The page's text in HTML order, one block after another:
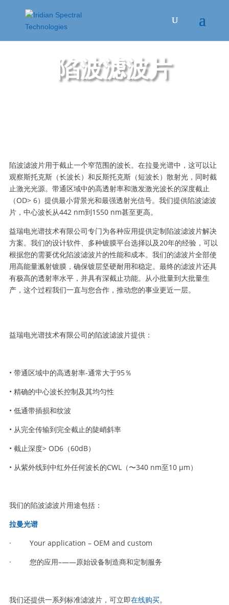
陷波滤波片
陷波滤波片用于截止一个窄范围的波长。在拉曼光谱中，这可以让
观察斯托克斯（长波长）和反斯托克斯（短波长）散射光，同时截
止激光光源。带通区域中的高透射率和激发激光波长的深度截止
（OD> 6）提供最小背景光和最强透射光信号。我们提供陷波滤波
片，中心波长从442 nm到1550 nm甚至更高。
益瑞电光谱技术有限公司专门为各种应用提供定制陷波滤波片解决
方案。我们的设计软件、多种镀膜平台选择以及20年的经验，可以
根据您的需要优化陷波滤波片的性能和成本。我们的滤波片全部使
用高能量溅射镀膜，确保镀层坚硬耐用和稳定。最终的滤波片还具
有极高的透射率水平，并具有深截止功能。从小批量到大批量生
产，这个过程我们一直与您合作，推动您的事业更近一层。
益瑞电光谱技术有限公司的陷波滤波片提供：
• 带通区域中的高透射率-通常大于95％
• 精确的中心波长控制及其均匀性
• 低通带插损和纹波
• 从完全传输到完全截止的陡峭斜率
• 截止深度> OD6（60dB）
• 从紫外线到中红外任何波长的CWL（〜340 nm至10 µm）
我们的陷波滤波片用途包括：
拉曼光谱
· Your application – OEM and custom
· 您的应用–——原始设备制造商和定制服务
我们还提供一系列标准滤波片，可立即在线购买。